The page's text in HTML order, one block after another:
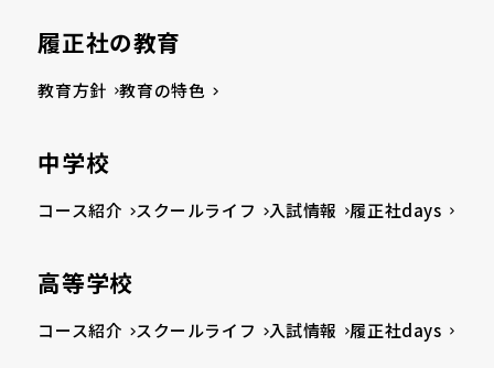
履正社の教育
教育方針 教育の特色
中学校
コース紹介 スクールライフ 入試情報 履正社days
高等学校
コース紹介 スクールライフ 入試情報 履正社days